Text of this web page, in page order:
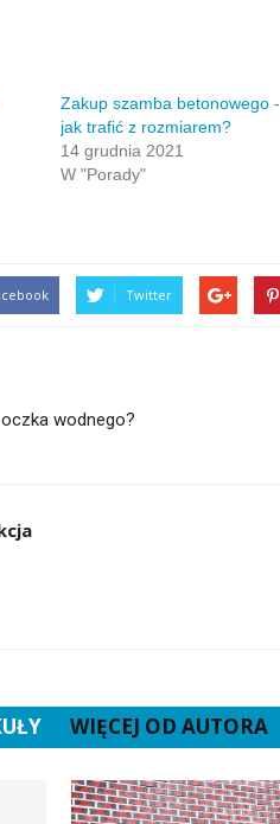
Zakup szamba betonowego -
jak trafić z rozmiarem?
14 grudnia 2021
W "Porady"
Twitter
wodnego?
WIĘCEJ OD AUTORA